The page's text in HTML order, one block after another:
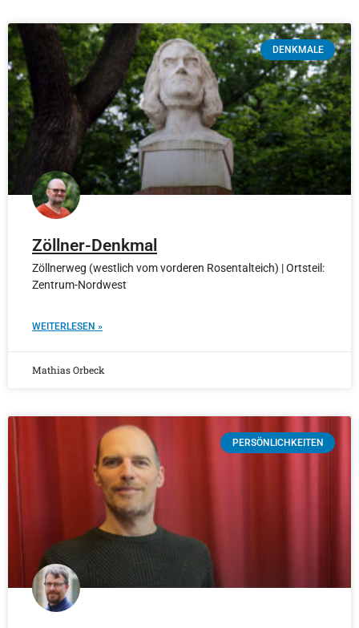
DENKMALE
Zöllner-Denkmal
Zöllnerweg (westlich vom vorderen Rosentalteich) | Ortsteil:
Zentrum-Nordwest
WEITERLESEN »
Mathias Orbeck
PERSÖNLICHKEITEN